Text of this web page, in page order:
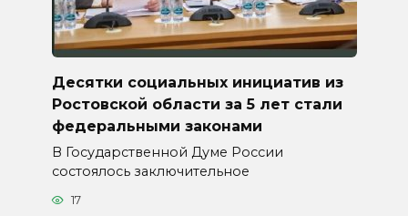
Десятки социальных инициатив из
Ростовской области за 5 лет стали
федеральными законами
В Государственной Думе России
состоялось заключительное
17